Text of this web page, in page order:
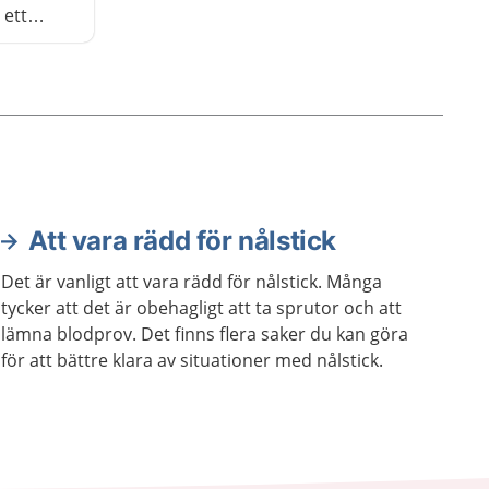
ett
Att vara rädd för nålstick
Det är vanligt att vara rädd för nålstick. Många
tycker att det är obehagligt att ta sprutor och att
lämna blodprov. Det finns flera saker du kan göra
för att bättre klara av situationer med nålstick.